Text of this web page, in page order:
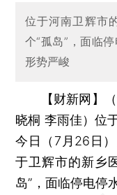
位于河南卫辉市
个“孤岛”，面临
形势严峻
【财新网】
晓桐 李雨佳）位
今日（7月26日
于卫辉市的新乡
岛”，面临停电停